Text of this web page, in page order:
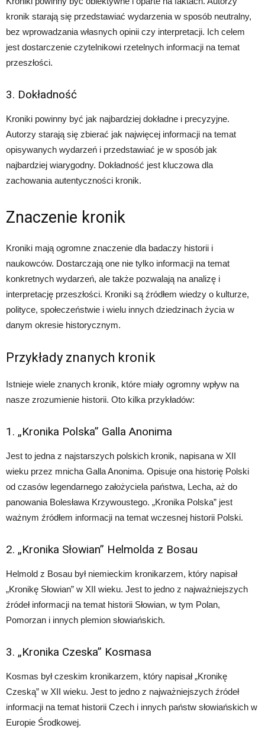
kronik starają się przedstawiać wydarzenia w sposób neutralny,
bez wprowadzania własnych opinii czy interpretacji. Ich celem
jest dostarczenie czytelnikowi rzetelnych informacji na temat
przeszłości.
3. Dokładność
Kroniki powinny być jak najbardziej dokładne i precyzyjne.
Autorzy starają się zbierać jak najwięcej informacji na temat
opisywanych wydarzeń i przedstawiać je w sposób jak
najbardziej wiarygodny. Dokładność jest kluczowa dla
zachowania autentyczności kronik.
Znaczenie kronik
Kroniki mają ogromne znaczenie dla badaczy historii i
naukowców. Dostarczają one nie tylko informacji na temat
konkretnych wydarzeń, ale także pozwalają na analizę i
interpretację przeszłości. Kroniki są źródłem wiedzy o kulturze,
polityce, społeczeństwie i wielu innych dziedzinach życia w
danym okresie historycznym.
Przykłady znanych kronik
Istnieje wiele znanych kronik, które miały ogromny wpływ na
nasze zrozumienie historii. Oto kilka przykładów:
1. „Kronika Polska” Galla Anonima
Jest to jedna z najstarszych polskich kronik, napisana w XII
wieku przez mnicha Galla Anonima. Opisuje ona historię Polski
od czasów legendarnego założyciela państwa, Lecha, aż do
panowania Bolesława Krzywoustego. „Kronika Polska” jest
ważnym źródłem informacji na temat wczesnej historii Polski.
2. „Kronika Słowian” Helmolda z Bosau
Helmold z Bosau był niemieckim kronikarzem, który napisał
„Kronikę Słowian” w XII wieku. Jest to jedno z najważniejszych
źródeł informacji na temat historii Słowian, w tym Polan,
Pomorzan i innych plemion słowiańskich.
3. „Kronika Czeska” Kosmasa
Kosmas był czeskim kronikarzem, który napisał „Kronikę
Czeską” w XII wieku. Jest to jedno z najważniejszych źródeł
informacji na temat historii Czech i innych państw słowiańskich w
Europie Środkowej.